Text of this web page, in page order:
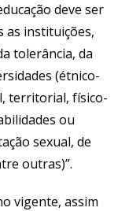
deve ser
as instituições,
tolerância, da
(étnico-
territorial, físico-
ou
sexual, de
outras)”.
vigente, assim